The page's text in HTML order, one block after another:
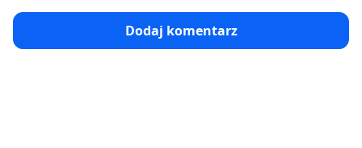
Dodaj komentarz